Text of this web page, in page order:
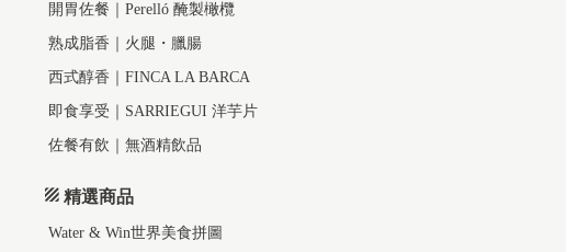
開胃佐餐｜Perelló 醃製橄欖
熟成脂香｜火腿・臘腸
西式醇香｜FINCA LA BARCA
即食享受｜SARRIEGUI 洋芋片
佐餐有飲｜無酒精飲品
精選商品
Water & Win世界美食拼圖